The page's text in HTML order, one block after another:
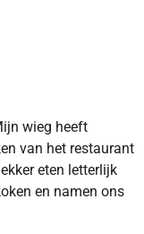
wieg heeft
van het restaurant
eten letterlijk
en namen ons